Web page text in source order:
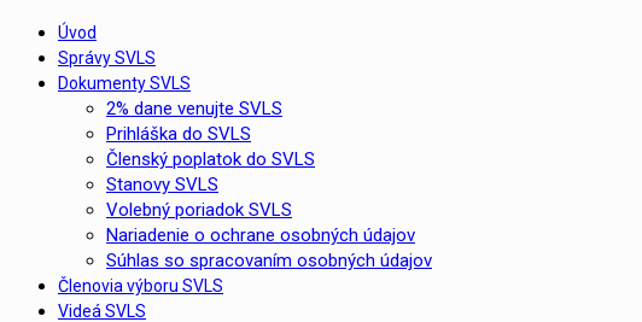
Úvod
Správy SVLS
Dokumenty SVLS
2% dane venujte SVLS
Prihláška do SVLS
Členský poplatok do SVLS
Stanovy SVLS
Volebný poriadok SVLS
Nariadenie o ochrane osobných údajov
Súhlas so spracovaním osobných údajov
Členovia výboru SVLS
Videá SVLS